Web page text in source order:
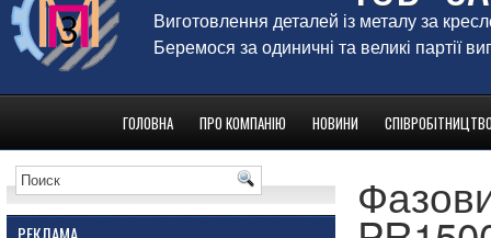
Виготовлення деталей із металу за
Беремося за одиничні та великі партії
ГОЛОВНА ПРО КОМПАНІЮ НОВИНИ